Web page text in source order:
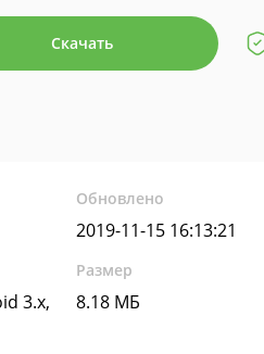
Скачать
Обновлено
2019-11-15 16:13:21
3.x,
Размер
8.18 МБ